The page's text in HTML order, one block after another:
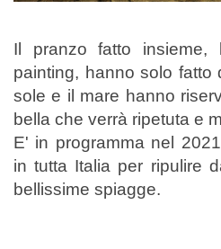
Il pranzo fatto
painting, hanno solo fatto
sole e il mare hanno
bella che verrà ripetuta e
E' in programma nel
in tutta Italia per ripulire
bellissime spiagge.